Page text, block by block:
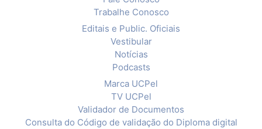
Trabalhe Conosco
Editais e Public. Oficiais
Vestibular
Notícias
Podcasts
Marca UCPel
TV UCPel
Validador de Documentos
Consulta do Código de validação do Diploma digital